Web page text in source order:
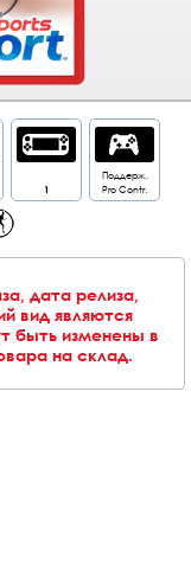
1
Поддерж.
Pro Contr.
дата релиза,
вид являются
быть изменены в
на склад.